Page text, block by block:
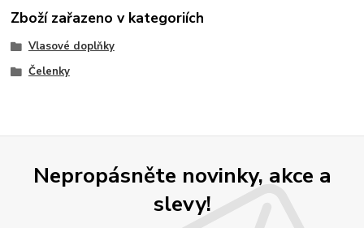
Zboží zařazeno v kategoriích
Vlasové doplňky
Čelenky
Nepropásněte novinky, akce a
slevy!